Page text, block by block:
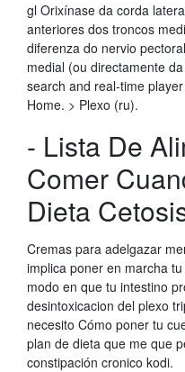
gl Orixínase da corda
anteriores dos troncos
diferenza do nervio
medial (ou directamente
search and real-time
Home. > Plexo (ru).
- Lista De
Comer
Dieta
Cremas para adelgazar
implica poner en marcha
modo en que tu intestino
desintoxicacion del plexo
necesito Cómo poner tu
plan de dieta que me que
constipación cronico kodi.